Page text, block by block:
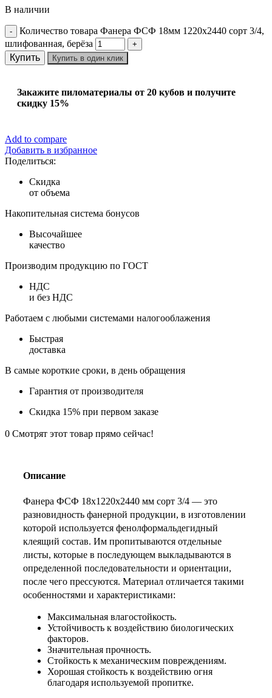
В наличии
Количество товара Фанера ФСФ 18мм 1220х2440 сорт 3/4,
шлифованная, берёза
Купить
Купить в один клик
Закажите пиломатериалы от 20 кубов и получите
скидку 15%
Add to compare
Добавить в избранное
Поделиться:
Скидка
от объема
Накопительная система бонусов
Высочайшее
качество
Производим продукцию по ГОСТ
НДС
и без НДС
Работаем с любыми системами налогооблажения
Быстрая
доставка
В самые короткие сроки, в день обращения
Гарантия от производителя
Скидка 15% при первом заказе
0 Смотрят этот товар прямо сейчас!
Описание
Фанера ФСФ 18х1220х2440 мм сорт 3/4 — это
разновидность фанерной продукции, в изготовлении
которой используется фенолформальдегидный
клеящий состав. Им пропитываются отдельные
листы, которые в последующем выкладываются в
определенной последовательности и ориентации,
после чего прессуются. Материал отличается такими
особенностями и характеристиками:
Максимальная влагостойкость.
Устойчивость к воздействию биологических
факторов.
Значительная прочность.
Стойкость к механическим повреждениям.
Хорошая стойкость к воздействию огня
благодаря используемой пропитке.